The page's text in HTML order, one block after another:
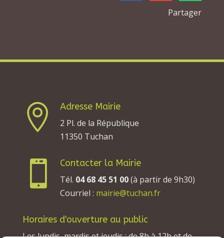
Partager

Adresse Mairie
2 Pl. de la République
11350 Tuchan

Contacter la Mairie
Tél. 04 68 45 51 00(à partir de 9h30)
Courriel : mairie@tuchan.fr
Horaires d'ouverture au public